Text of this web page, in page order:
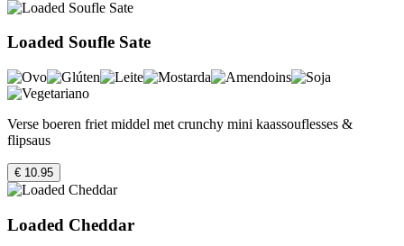
Loaded Soufle Sate
Verse boeren friet middel met crunchy mini kaassouflesses &
flipsaus
€ 10.95
Loaded Cheddar